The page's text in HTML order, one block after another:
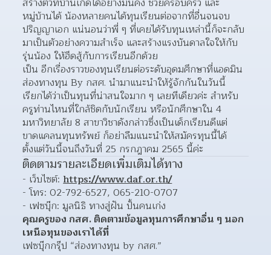
สร้างตัวที่บ้านเกิดได้อย่างมั่นคง ช่วยครอบครัว และ
หมู่บ้านได้ น้องหลายคนได้ทุนเรียนต่อจากที่อื่นจนจบ
ปริญญาเอก แน่นอนว่าพี่ ๆ ที่เคยได้รับทุนเหล่านี้ก็จะกลับ
มาเป็นตัวอย่างความสำเร็จ และสร้างแรงบันดาลใจให้กับ
รุ่นน้อง ให้ฮึดสู้กับการเรียนอีกด้วย
เป็น อีกเรื่องราวของทุนเรียนต่อระดับอุดมศึกษาที่แอดมิน
ส่องทางทุน By กสศ. นำมาแนะนำให้รู้จักกันในวันนี้
เรียกได้ว่าเป็นทุนที่น่าสนใจมาก ๆ เลยทีเดียวค่ะ สำหรับ
ครูท่านไหนที่ใกล้ชิดกับนักเรียน หรือนักศึกษาใน 4
มหาวิทยาลัย 8 สาขาวิชาดังกล่าวซึ่งเป็นเด็กเรียนดีแต่
ขาดแคลนทุนทรัพย์ ก็อย่าลืมแนะนำให้สมัครทุนนี้ได้
ตั้งแต่วันนี้จนถึงวันที่ 25 กรกฎาคม 2565 นี้ค่ะ
ติดตามรายละเอียดเพิ่มเติมได้ทาง
- เว็บไซต์: https://www.daf.or.th/
- โทร: 02-792-6527, 065-210-0707
- เฟซบุ๊ก: มูลนิธิ ทางสู่ฝัน ปั้นคนเก่ง
คุณครูของ กสศ. ติดตามข้อมูลทุนการศึกษาอื่น ๆ นอก
เหนือทุนของเราได้ที่
เฟซบุ๊กกรุ๊ป “ส่องทางทุน by กสศ.”